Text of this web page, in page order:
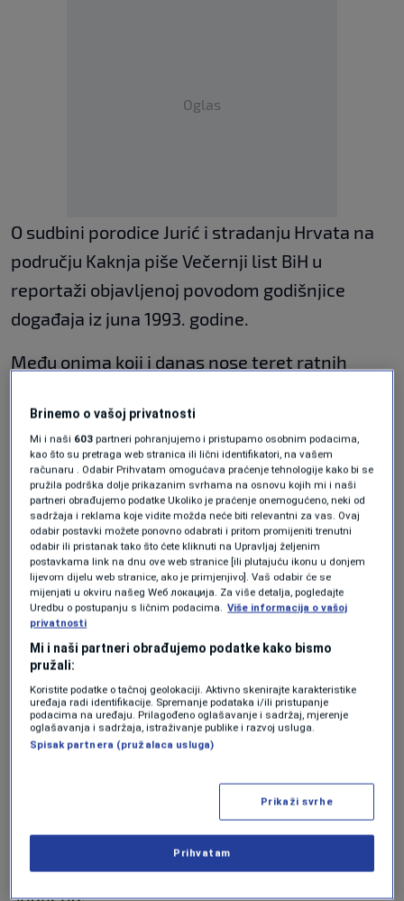
Oglas
O sudbini porodice Jurić i stradanju Hrvata na
području Kaknja piše Večernji list BiH u
reportaži objavljenoj povodom godišnjice
događaja iz juna 1993. godine.
Među onima koji i danas nose teret ratnih
ubijeni su suprug Juro te sinovi Stjepan, Ljuban
i Dragan. Tokom napada i sama je ranjena.
"Gledati kako vam ubijaju djecu i muža, bol
koju doživite i s kojom živite preteška je",
kazala je Jurić.
Navodi kako joj snagu za život danas daju vjera,
unučad i praunučad, ali da gubitak najbližih
nikada nije preboljela.
Prema navodima iz reportaže, u junu 1993.
godine jedinice Armije Republike Bosne i
Hercegovine pokrenule su operacije na
području Kaknja, nakon čega je uslijedio progon
velikog broja Hrvata iz ove općine. Tokom tih
događaja ubijeni su brojni civili i pripadnici
HVO-a, dok su mnoga sela opljačkana i
spaljena.
Brinemo o vašoj privatnosti
Mi i naši 603 partneri pohranjujemo i pristupamo osobnim podacima,
kao što su pretraga web stranica ili lični identifikatori, na vašem
računaru . Odabir Prihvatam omogućava praćenje tehnologije kako bi se
pružila podrška dolje prikazanim svrhama na osnovu kojih mi i naši
partneri obrađujemo podatke Ukoliko je praćenje onemogućeno, neki od
sadržaja i reklama koje vidite možda neće biti relevantni za vas. Ovaj
odabir postavki možete ponovno odabrati i pritom promijeniti trenutni
odabir ili pristanak tako što ćete kliknuti na Upravljaj željenim
postavkama link na dnu ove web stranice [ili plutajuću ikonu u donjem
lijevom dijelu web stranice, ako je primjenjivo]. Vaš odabir će se
mijenjati u okviru našeg Wеб локација. Za više detalja, pogledajte
Uredbu o postupanju s ličnim podacima. Više informacija o vašoj
privatnosti
Mi i naši partneri obrađujemo podatke kako bismo
pružali:
Koristite podatke o tačnoj geolokaciji. Aktivno skenirajte karakteristike
uređaja radi identifikacije. Spremanje podataka i/ili pristupanje
podacima na uređaju. Prilagođeno oglašavanje i sadržaj, mjerenje
oglašavanja i sadržaja, istraživanje publike i razvoj usluga.
Spisak partnera (pružalaca usluga)
Prikaži svrhe
Prihvatam